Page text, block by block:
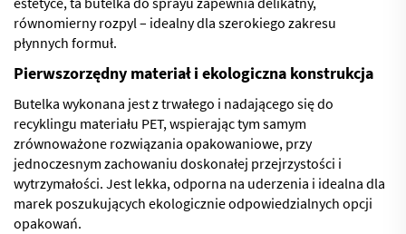
równomierny rozpyl – idealny dla szerokiego zakresu
płynnych formuł.
Pierwszorzędny materiał i ekologiczna konstrukcja
Butelka wykonana jest z trwałego i nadającego się do
recyklingu materiału PET, wspierając tym samym
zrównoważone rozwiązania opakowaniowe, przy
jednoczesnym zachowaniu doskonałej przejrzystości i
wytrzymałości. Jest lekka, odporna na uderzenia i idealna dla
marek poszukujących ekologicznie odpowiedzialnych opcji
opakowań.